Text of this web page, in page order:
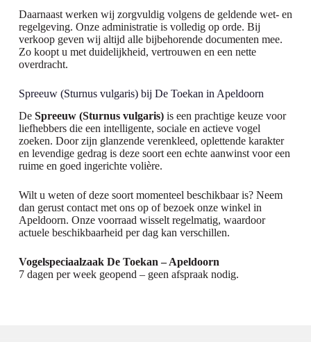
Daarnaast werken wij zorgvuldig volgens de geldende wet- en
regelgeving. Onze administratie is volledig op orde. Bij
verkoop geven wij altijd alle bijbehorende documenten mee.
Zo koopt u met duidelijkheid, vertrouwen en een nette
overdracht.
Spreeuw (Sturnus vulgaris) bij De Toekan in Apeldoorn
De Spreeuw (Sturnus vulgaris)is een prachtige keuze voor
liefhebbers die een intelligente, sociale en actieve vogel
zoeken. Door zijn glanzende verenkleed, oplettende karakter
en levendige gedrag is deze soort een echte aanwinst voor een
ruime en goed ingerichte volière.
Wilt u weten of deze soort momenteel beschikbaar is? Neem
dan gerust contact met ons op of bezoek onze winkel in
Apeldoorn. Onze voorraad wisselt regelmatig, waardoor
actuele beschikbaarheid per dag kan verschillen.
Vogelspeciaalzaak De Toekan – Apeldoorn
7 dagen per week geopend – geen afspraak nodig.